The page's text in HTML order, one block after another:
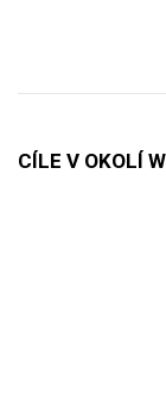
CÍLE V OKOLÍ